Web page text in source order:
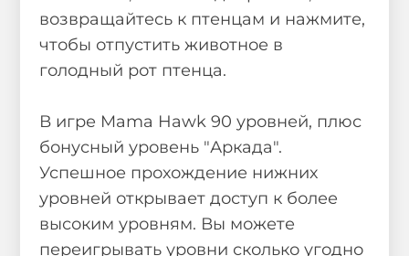
возвращайтесь к птенцам и нажмите,
чтобы отпустить животное в
голодный рот птенца.
В игре Mama Hawk 90 уровней, плюс
бонусный уровень "Аркада".
Успешное прохождение нижних
уровней открывает доступ к более
высоким уровням. Вы можете
переигрывать уровни сколько угодно